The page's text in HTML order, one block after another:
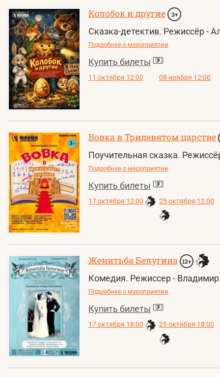
Колобок и другие 3+
Сказка-детектив. Режиссёр -
Подробнее о мероприятии
Купить билеты
11 октября 12:00 08 ноября 12:00
Вовка в Тридевятом царстве
Поучительная сказка.
Подробнее о мероприятии
Купить билеты
17 октября 12:00 25 октября 12:00
Женитьба Белугина 12+
Комедия. Режиссер -
Подробнее о мероприятии
Купить билеты
17 октября 18:00 25 октября 18:00